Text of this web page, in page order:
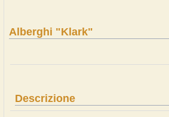
Alberghi "Klark"
Descrizione